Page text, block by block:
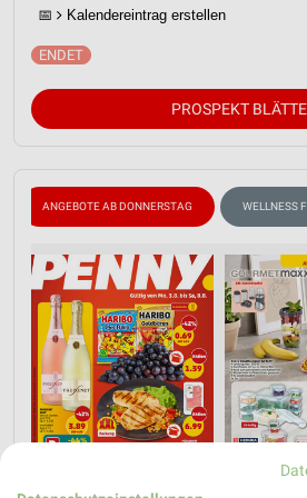
📅 Kalendereintrag erstellen
PROSPEKT
ANGEBOTE AB DONNERSTAG WELLNESS